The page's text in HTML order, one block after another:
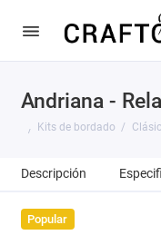
Andriana -
Kits de bordado
Descripción
Popular